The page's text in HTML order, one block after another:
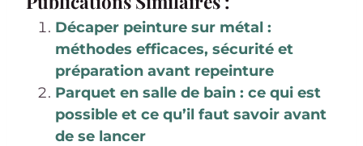
Décaper peinture sur métal :
méthodes efficaces, sécurité et
préparation avant repeinture
Parquet en salle de bain : ce qui est
possible et ce qu’il faut savoir avant
de se lancer